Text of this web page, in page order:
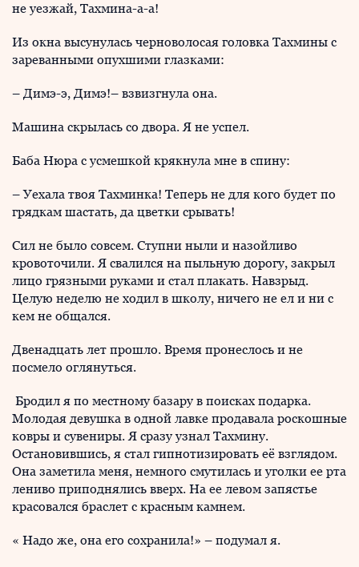
не уезжай, Тахмина-а-а!
Из окна высунулась черноволосая головка Тахмины с
зареванными опухшими глазками:
– Димэ-э, Димэ!– взвизгнула она.
Машина скрылась со двора. Я не успел.
Баба Нюра с усмешкой крякнула мне в спину:
– Уехала твоя Тахминка! Теперь не для кого будет по
грядкам шастать, да цветки срывать!
Сил не было совсем. Ступни ныли и назойливо
кровоточили. Я свалился на пыльную дорогу, закрыл
лицо грязными руками и стал плакать. Навзрыд.
Целую неделю не ходил в школу, ничего не ел и ни с
кем не общался.
Двенадцать лет прошло. Время пронеслось и не
посмело оглянуться.
Бродил я по местному базару в поисках подарка.
Молодая девушка в одной лавке продавала роскошные
ковры и сувениры. Я сразу узнал Тахмину.
Остановившись, я стал гипнотизировать её взглядом.
Она заметила меня, немного смутилась и уголки ее рта
лениво приподнялись вверх. На ее левом запястье
красовался браслет с красным камнем.
« Надо же, она его сохранила!» – подумал я.